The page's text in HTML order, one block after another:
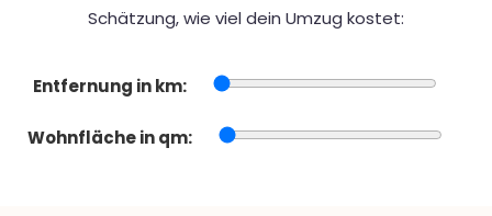
Schätzung, wie viel dein Umzug kostet:
Entfernung in km:
Wohnfläche in qm: